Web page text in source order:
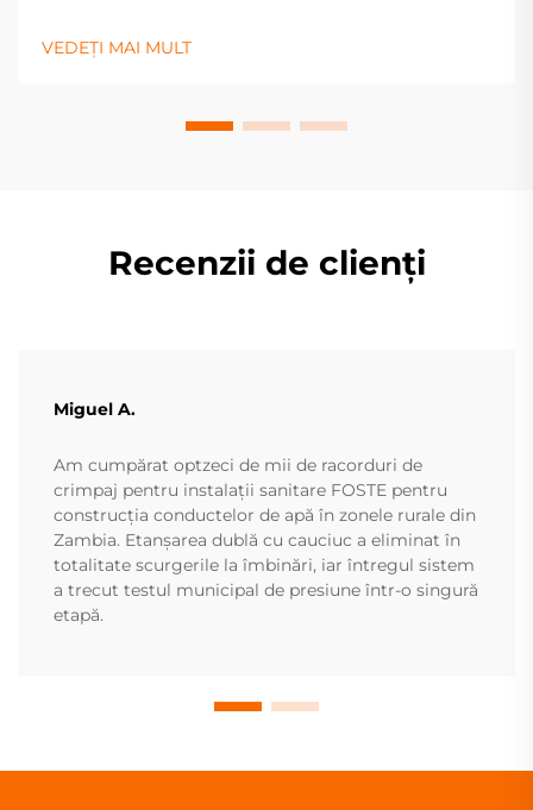
VEDEȚI MAI MULT
Recenzii de clienți
Miguel A.
Am cumpărat optzeci de mii de racorduri de
crimpaj pentru instalații sanitare FOSTE pentru
construcția conductelor de apă în zonele rurale din
Zambia. Etanșarea dublă cu cauciuc a eliminat în
totalitate scurgerile la îmbinări, iar întregul sistem
a trecut testul municipal de presiune într-o singură
etapă.